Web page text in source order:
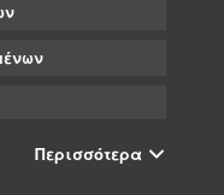
Περισσότερα